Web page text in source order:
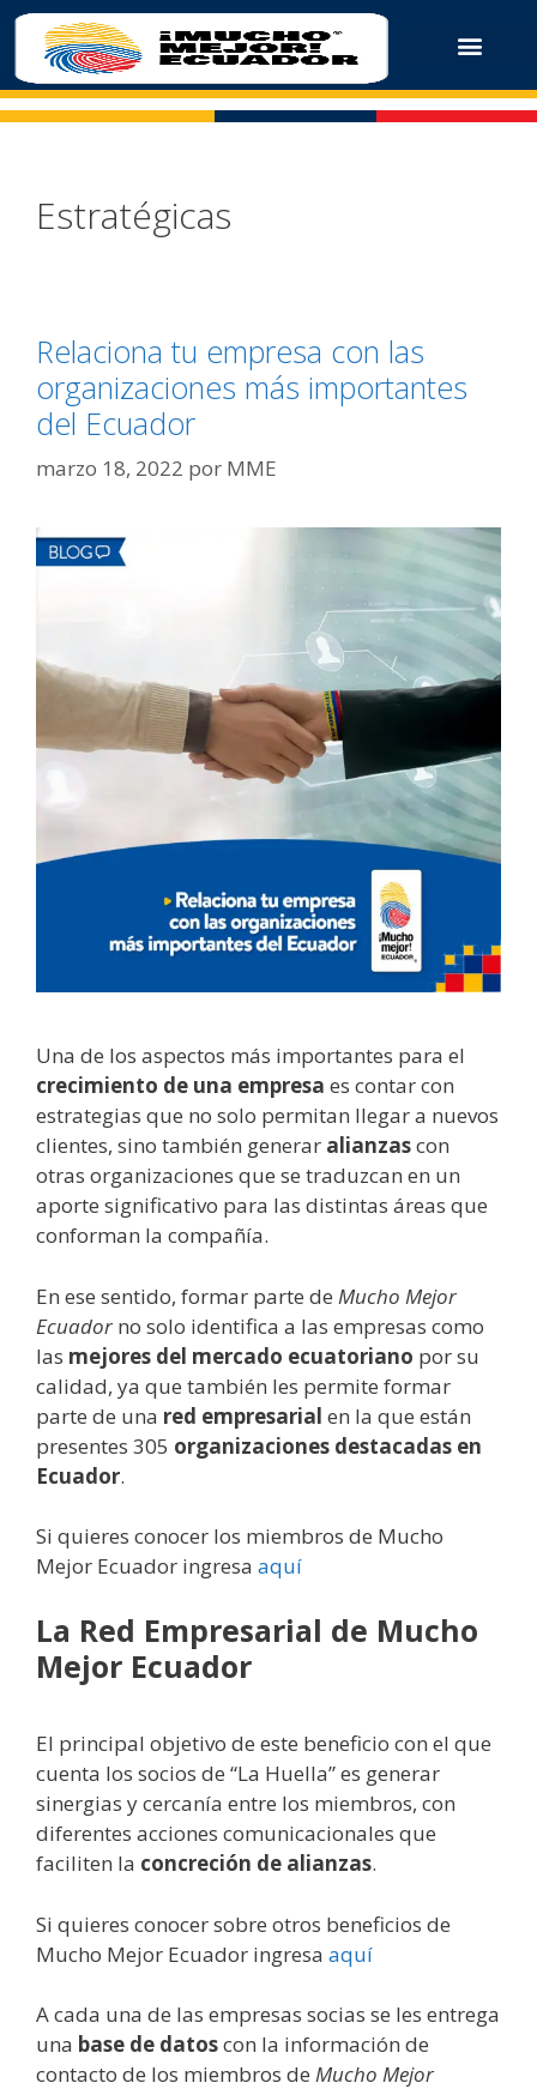
Estratégicas
Relaciona tu empresa con las
organizaciones más importantes
del Ecuador
marzo 18, 2022 por MME
Una de los aspectos más importantes para el
crecimiento de una empresa es contar con
estrategias que no solo permitan llegar a nuevos
clientes, sino también generar alianzascon
otras organizaciones que se traduzcan en un
aporte significativo para las distintas áreas que
conforman la compañía.
En ese sentido, formar parte de Mucho Mejor
Ecuador no solo identifica a las empresas como
las mejores del mercado ecuatoriano por su
calidad, ya que también les permite formar
parte de una red empresarial en la que están
presentes 305 organizaciones destacadas en
Ecuador.
Si quieres conocer los miembros de Mucho
Mejor Ecuador ingresa aquí
La Red Empresarial de Mucho
Mejor Ecuador
El principal objetivo de este beneficio con el que
cuenta los socios de “La Huella” es generar
sinergias y cercanía entre los miembros, con
diferentes acciones comunicacionales que
faciliten la concreción de alianzas.
Si quieres conocer sobre otros beneficios de
Mucho Mejor Ecuador ingresa aquí
A cada una de las empresas socias se les entrega
una base de datoscon la información de
contacto de los miembros de Mucho Mejor